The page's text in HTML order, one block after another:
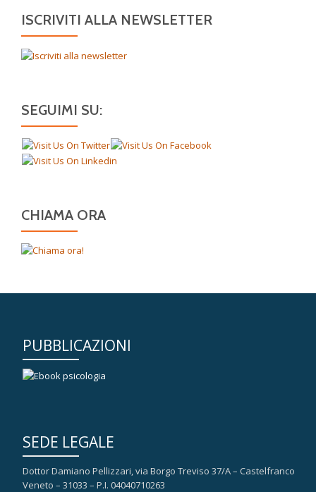
ISCRIVITI ALLA NEWSLETTER
SEGUIMI SU:
CHIAMA ORA
PUBBLICAZIONI
SEDE LEGALE
Dottor Damiano Pellizzari, via Borgo Treviso 37/A – Castelfranco
Veneto – 31033 – P.I. 04040710263